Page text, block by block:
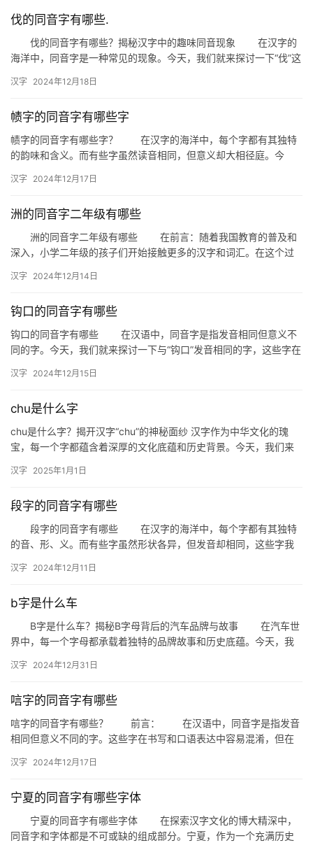
音
伐的同音字有哪些.
伐的同音字有哪些？揭秘汉字中的趣味同音现象 在汉字的
海洋中，同音字是一种常见的现象。今天，我们就来探讨一下“伐”这
汉字 2024年12月18日
帻字的同音字有哪些字
帻字的同音字有哪些字？ 在汉字的海洋中，每个字都有其独特
的韵味和含义。而有些字虽然读音相同，但意义却大相径庭。今
的…
汉字 2024年12月17日
洲的同音字二年级有哪些
洲的同音字二年级有哪些 在前言：随着我国教育的普及和
深入，小学二年级的孩子们开始接触更多的汉字和词汇。在这个过
来探…
汉字 2024年12月14日
钩口的同音字有哪些
钩口的同音字有哪些 在汉语中，同音字是指发音相同但意义不
同的字。今天，我们就来探讨一下与“钩口”发音相同的字，这些字在
汉字 2024年12月15日
chu是什么字
chu是什么字？揭开汉字“chu”的神秘面纱 汉字作为中华文化的瑰
宝，每一个字都蕴含着深厚的文化底蕴和历史背景。今天，我们来
汉字 2025年1月1日
段字的同音字有哪些
段字的同音字有哪些 在汉字的海洋中，每个字都有其独特
的音、形、义。而有些字虽然形状各异，但发音却相同，这些字我
汉字 2024年12月11日
b字是什么车
B字是什么车？揭秘B字母背后的汽车品牌与故事 在汽车世
界中，每一个字母都承载着独特的品牌故事和历史底蕴。今天，我
汉字 2024年12月31日
唁字的同音字有哪些
唁字的同音字有哪些？ 前言： 在汉语中，同音字是指发音
相同但意义不同的字。这些字在书写和口语表达中容易混淆，但在
一…
汉字 2024年12月17日
宁夏的同音字有哪些字体
宁夏的同音字有哪些字体 在探索汉字文化的博大精深中，
同音字和字体都是不可或缺的组成部分。宁夏，作为一个充满历史